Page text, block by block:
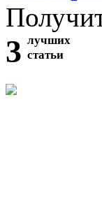
3 лучших
статьи